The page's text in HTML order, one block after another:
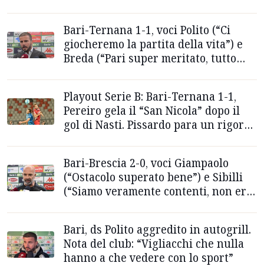
Bari-Ternana 1-1, voci Polito (“Ci
giocheremo la partita della vita”) e
Breda (“Pari super meritato, tutto
Playout Serie B: Bari-Ternana 1-1,
Pereiro gela il “San Nicola” dopo il
gol di Nasti. Pissardo para un rigore
Bari-Brescia 2-0, voci Giampaolo
(“Ostacolo superato bene”) e Sibilli
(“Siamo veramente contenti, non era
Bari, ds Polito aggredito in autogrill.
Nota del club: “Vigliacchi che nulla
hanno a che vedere con lo sport”